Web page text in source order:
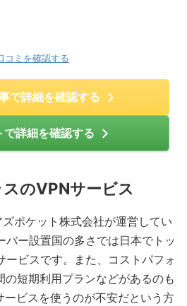
コミを確認する
で詳細を確認する
で詳細を確認する
のVPNサービス
ポケット株式会社が運営してい
バー設置国の多さでは日本でトッ
ービスです。また、コストパフォ
の短期利用プランなどがあるのも
ービスを使うのが不安だという方